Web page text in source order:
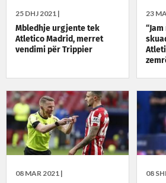
25 DHJ 2021 |
Mbledhje urgjente tek
Atletico Madrid, merret
vendimi për Trippier
23
08 MAR 2021 | 08